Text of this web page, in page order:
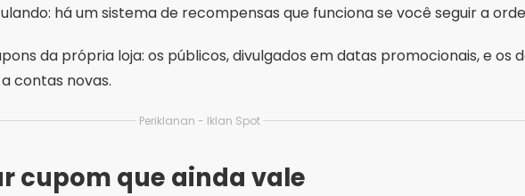
há um sistema de recompensas que funciona se você seguir a
da própria loja: os públicos, divulgados em datas promocionais, e os
contas novas.
Periklanan - Iklan Spot
cupom que ainda vale